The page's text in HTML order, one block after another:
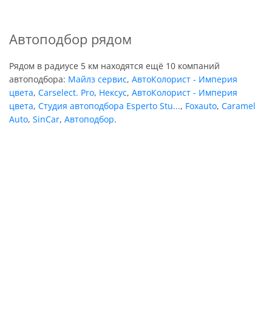
Автоподбор рядом
Рядом в радиусе 5 км находятся ещё 10 компаний
автоподбора: Майлз сервис, АвтоКолорист - Империя
цвета, Carselect. Pro, Нексус, АвтоКолорист - Империя
цвета, Студия автоподбора Esperto Stu..., Foxauto, Caramel
Auto, SinCar, Автоподбор.